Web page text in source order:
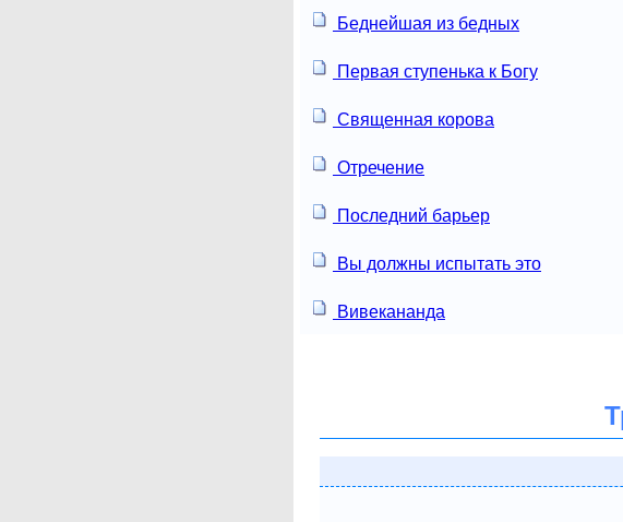
Беднейшая из бедных
Первая ступенька к Богу
Священная корова
Отречение
Последний барьер
Вы должны испытать это
Вивекананда